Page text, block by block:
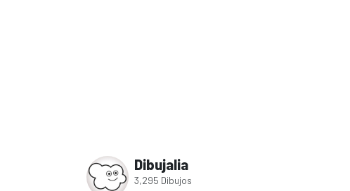
Dibujalia
3,295 Dibujos